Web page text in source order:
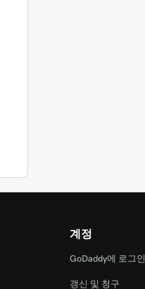
계정
GoDaddy에 로그인
갱신 및 청구